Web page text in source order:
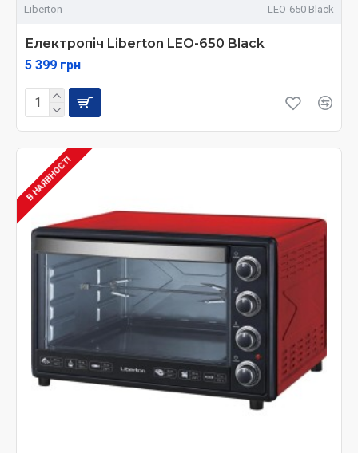
Liberton LEO-650 Black
Електропіч Liberton LEO-650 Black
5 399 грн
В НАЯВНОСТІ